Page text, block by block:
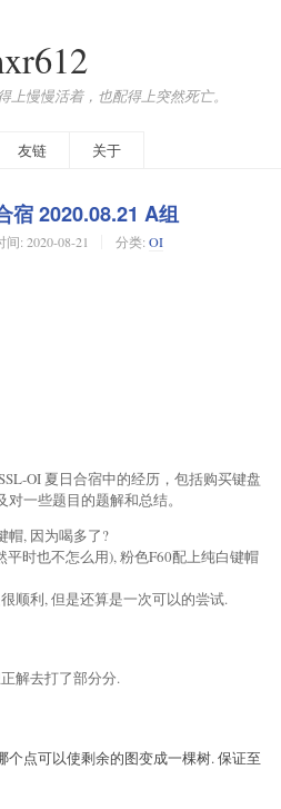
上慢慢活着，也配得上突然死亡。
友链 关于
宿 2020.08.21 A组
间: 2020-08-21 分类: OI
OI 夏日合宿中的经历，包括购买键盘
一些题目的题解和总结。
帽, 因为喝多了?
时也不怎么用), 粉色F60配上纯白键帽
顺利, 但是还算是一次可以的尝试.
解去打了部分分.
个点可以使剩余的图变成一棵树. 保证至